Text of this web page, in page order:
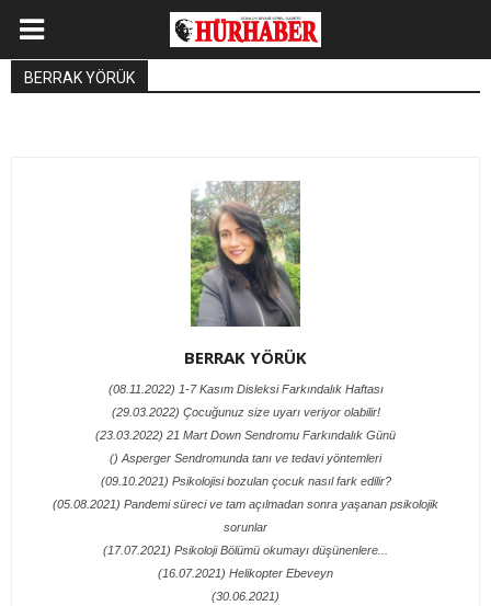
BERRAK YÖRÜK
BERRAK YÖRÜK
(08.11.2022) 1-7 Kasım Disleksi Farkındalık Haftası
(29.03.2022) Çocuğunuz size uyarı veriyor olabilir!
(23.03.2022) 21 Mart Down Sendromu Farkındalık Günü
() Asperger Sendromunda tanı ve tedavi yöntemleri
(09.10.2021) Psikolojisi bozulan çocuk nasıl fark edilir?
(05.08.2021) Pandemi süreci ve tam açılmadan sonra yaşanan psikolojik
sorunlar
(17.07.2021) Psikoloji Bölümü okumayı düşünenlere...
(16.07.2021) Helikopter Ebeveyn
(30.06.2021)